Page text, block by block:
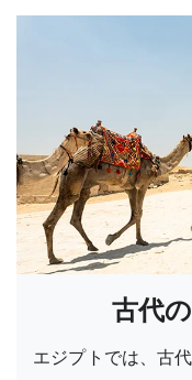
古代
エジプトでは、古